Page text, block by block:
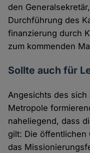
den
Durch­führung des
finanzierung durch
zum kommenden
Sollte auch für
Angesichts des
Metropole
nahe­liegend, dass
gilt: Die öffentlichen
das